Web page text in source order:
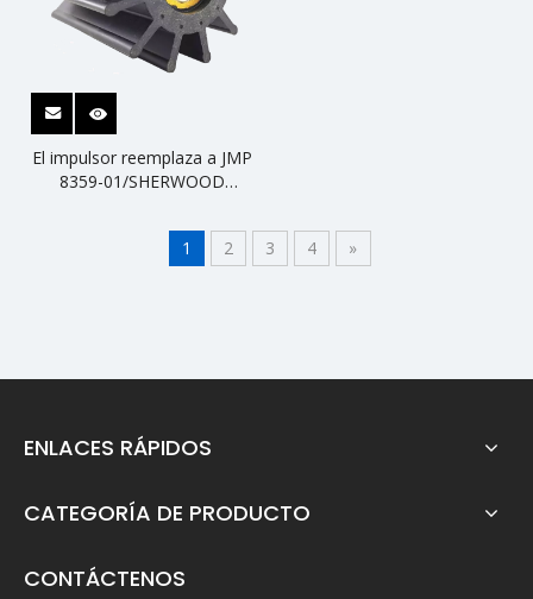
El impulsor reemplaza a JMP
8359-01/SHERWOOD
1
2 3 4 »
ENLACES RÁPIDOS
CATEGORÍA DE PRODUCTO
CONTÁCTENOS